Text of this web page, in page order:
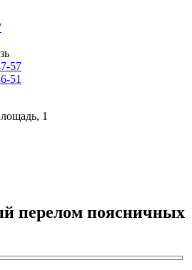
57
51
1
перелом поясничных